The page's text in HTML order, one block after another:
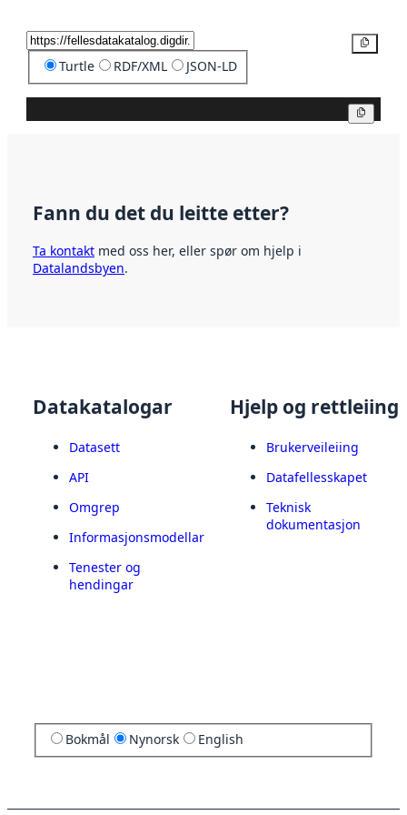
Turtle RDF/XML JSON-LD
Fann du det du leitte etter?
Ta kontakt med oss her, eller spør om hjelp i
Datalandsbyen.
Datakatalogar
Datasett
API
Omgrep
Informasjonsmodellar
Tenester og
hendingar
Hjelp og rettleiing
Brukerveileiing
Datafellesskapet
Teknisk
dokumentasjon
Bokmål Nynorsk English